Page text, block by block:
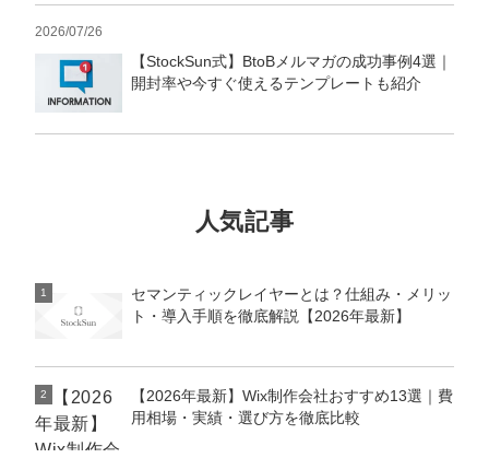
正社員
マーケマネージャー
2026/07/26
【StockSun式】BtoBメルマガの成功事例4選｜
開封率や今すぐ使えるテンプレートも紹介
人気記事
1
セマンティックレイヤーとは？仕組み・メリッ
ト・導入手順を徹底解説【2026年最新】
2
【2026年最新】Wix制作会社おすすめ13選｜費
用相場・実績・選び方を徹底比較